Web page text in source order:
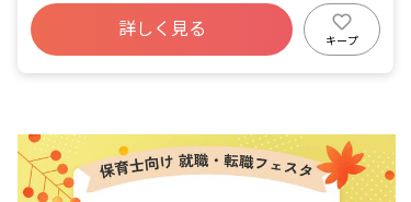
詳しく見る
キープ